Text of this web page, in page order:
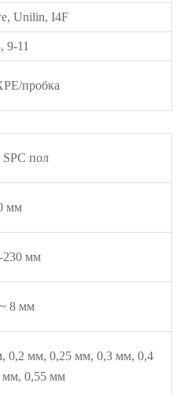
Unilin, I4F
9-11
пробка
пол
мм
230 мм
8 мм
0,2 мм, 0,25 мм, 0,3 мм, 0,4
мм, 0,55 мм